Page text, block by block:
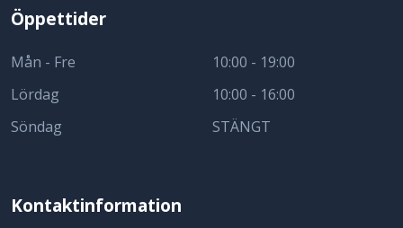
Öppettider
Mån - Fre
Lördag
Söndag
10:00 - 19:00
10:00 - 16:00
STÄNGT
Kontaktinformation